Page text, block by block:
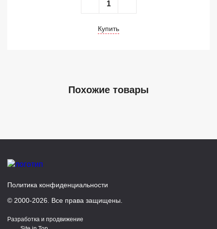
Купить
Похожие товары
Политика конфиденциальности
© 2000-2026. Все права защищены.
Разработка и продвижение